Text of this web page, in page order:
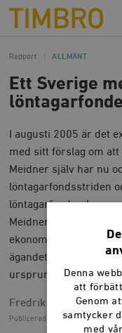
Timbro
Rapport ALLMÄNT
Ett Sverige
I augusti 2005 är det
med sitt förslag om
Meidner själv har nu
löntagarfondsstriden
löntagarfonder. I en
Meidners
ekonomerna Fredrik
ägandet av svenska
ursprungliga förslag
Fredrik Erixon, Per
Publicerad 24 augusti 2005,
Denna
att
Genom
samtycker
med